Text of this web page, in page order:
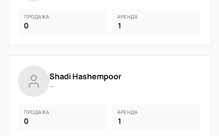
ПРОДАЖА
0
АРЕНДА
1
Shadi Hashempoor
—
ПРОДАЖА
0
АРЕНДА
1